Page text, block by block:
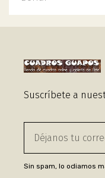
Suscríbete a
Sin spam, lo odiamos